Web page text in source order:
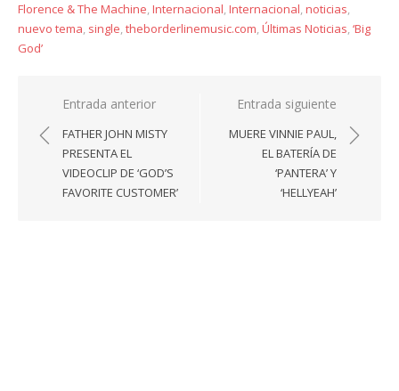
Florence & The Machine,Internacional,Internacional,noticias,
nuevo tema, single,theborderlinemusic.com,Últimas Noticias,‘Big
God’
Navegación
de
entradas
Entrada anterior
FATHER JOHN MISTY
PRESENTA EL
VIDEOCLIP DE ‘GOD’S
FAVORITE CUSTOMER’
Entrada siguiente
MUERE VINNIE PAUL,
EL BATERÍA DE
‘PANTERA’ Y
‘HELLYEAH’